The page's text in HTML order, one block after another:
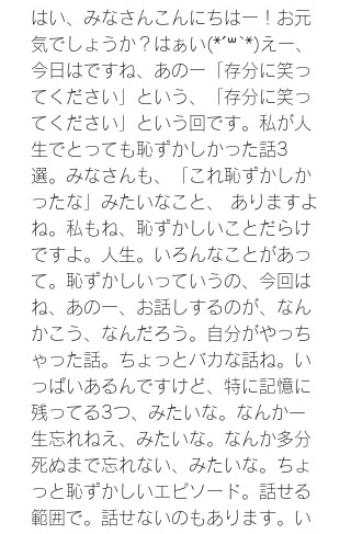
はい、みなさんこんにちはー！お元
気でしょうか？はぁい(*´꒳`*)えー、
今日はですね、あのー「存分に笑っ
てください」という、「存分に笑っ
てください」という回です。私が人
生でとっても恥ずかしかった話3
選。みなさんも、「これ恥ずかしか
ったな」みたいなこと、 ありますよ
ね。私もね、恥ずかしいことだらけ
ですよ。人生。いろんなことがあっ
て。恥ずかしいっていうの、今回は
ね、あのー、お話しするのが、なん
かこう、なんだろう。自分がやっち
ゃった話。ちょっとバカな話ね。い
っぱいあるんですけど、特に記憶に
残ってる3つ、みたいな。なんか一
生忘れねえ、みたいな。なんか多分
死ぬまで忘れない、みたいな。ちょ
っと恥ずかしいエピソード。話せる
範囲で。話せないのもあります。い